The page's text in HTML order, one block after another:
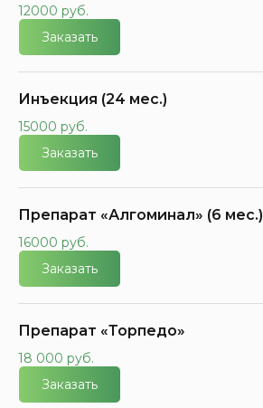
12000 руб.
Заказать
Инъекция (24 мес.)
15000 руб.
Заказать
Препарат «Алгоминал» (6 мес.)
16000 руб.
Заказать
Препарат «Торпедо»
18 000 руб.
Заказать